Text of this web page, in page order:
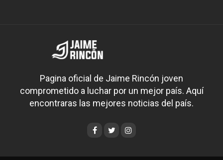
Pagina oficial de Jaime Rincón joven
comprometido a luchar por un mejor país. Aquí
encontraras las mejores noticias del país.